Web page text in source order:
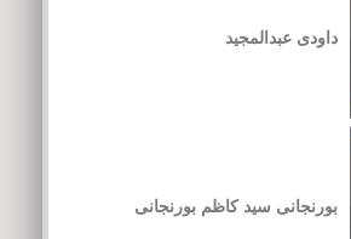
داودی عبدالمجید
بورنجانی سید کاظم بورنجانی